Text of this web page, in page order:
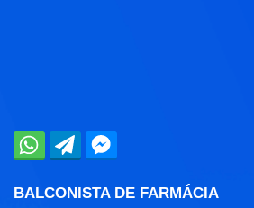
BALCONISTA DE FARMÁCIA